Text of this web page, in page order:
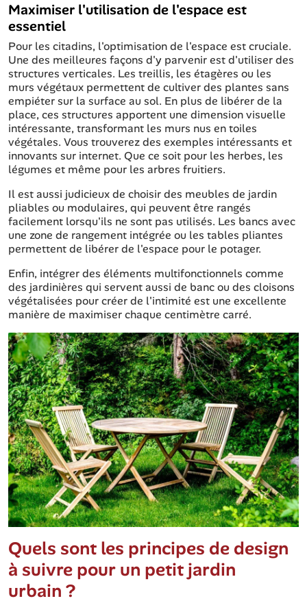
Maximiser l'utilisation de l'espace est
essentiel
Pour les citadins, l'optimisation de l'espace est cruciale.
Une des meilleures façons d'y parvenir est d'utiliser des
structures verticales. Les treillis, les étagères ou les
murs végétaux permettent de cultiver des plantes sans
empiéter sur la surface au sol. En plus de libérer de la
place, ces structures apportent une dimension visuelle
intéressante, transformant les murs nus en toiles
végétales. Vous trouverez des exemples intéressants et
innovants sur internet. Que ce soit pour les herbes, les
légumes et même pour les arbres fruitiers.
Il est aussi judicieux de choisir des meubles de jardin
pliables ou modulaires, qui peuvent être rangés
facilement lorsqu'ils ne sont pas utilisés. Les bancs avec
une zone de rangement intégrée ou les tables pliantes
permettent de libérer de l'espace pour le potager.
Enfin, intégrer des éléments multifonctionnels comme
des jardinières qui servent aussi de banc ou des cloisons
végétalisées pour créer de l'intimité est une excellente
manière de maximiser chaque centimètre carré.
Quels sont les principes de design
à suivre pour un petit jardin
urbain ?